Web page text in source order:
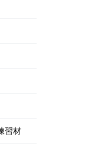
習材